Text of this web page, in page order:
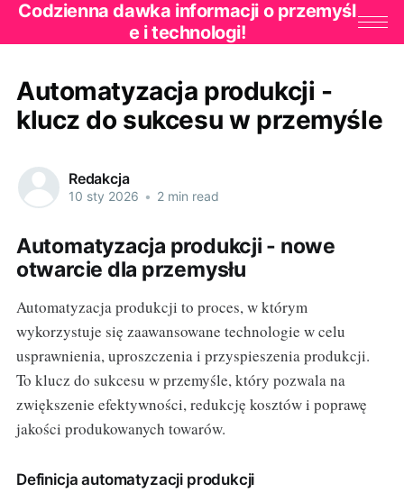
Codzienna dawka informacji o przemyśl
e i technologi!
Automatyzacja produkcji -
klucz do sukcesu w przemyśle
Redakcja
10 sty 2026 • 2 min read
Automatyzacja produkcji - nowe
otwarcie dla przemysłu
Automatyzacja produkcji to proces, w którym
wykorzystuje się zaawansowane technologie w celu
usprawnienia, uproszczenia i przyspieszenia produkcji.
To klucz do sukcesu w przemyśle, który pozwala na
zwiększenie efektywności, redukcję kosztów i poprawę
jakości produkowanych towarów.
Definicja automatyzacji produkcji